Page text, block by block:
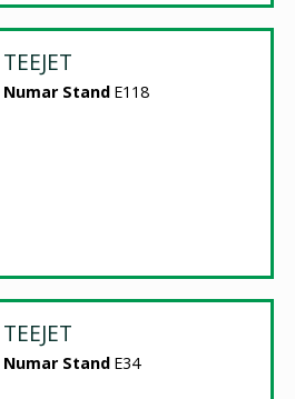
TEEJET
Numar Stand E118
TEEJET
Numar Stand E34